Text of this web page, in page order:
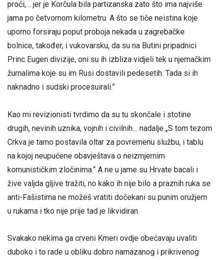
proći,… jer je Korčula bila partizanska zato što ima najviše
jama po četvornom kilometru. A što se tiče neistina koje
uporno forsiraju poput proboja nekada u zagrebačke
bolnice, također, i vukovarsku, da su na Butini pripadnici
Princ Eugen divizije, oni su ih izbliza vidjeli tek u njemačkim
žurnalima koje su im Rusi dostavili pedesetih. Tada si ih
naknadno i sudski procesuirali.”
Kao mi revizionisti tvrdimo da su tu skončale i stotine
drugih, nevinih uznika, vojnih i civilnih… nadalje „S tom tezom
Crkva je tamo postavila oltar za povremenu službu, i tablu
na kojoj neupućene obavještava o neizmjernim
komunističkim zločinima.” A ne u jame su Hrvate bacali i
žive valjda gljive tražiti, no kako ih nije bilo a praznih ruka se
anti-Fašistima ne možeš vratiti dočekani su punim oružjem
u rukama i tko nije prije tad je likvidiran.
Svakako nekima ga crveni Kmeri ovdje obećavaju uvaliti
duboko i to rade u obliku dobro namazanog i prikrivenog